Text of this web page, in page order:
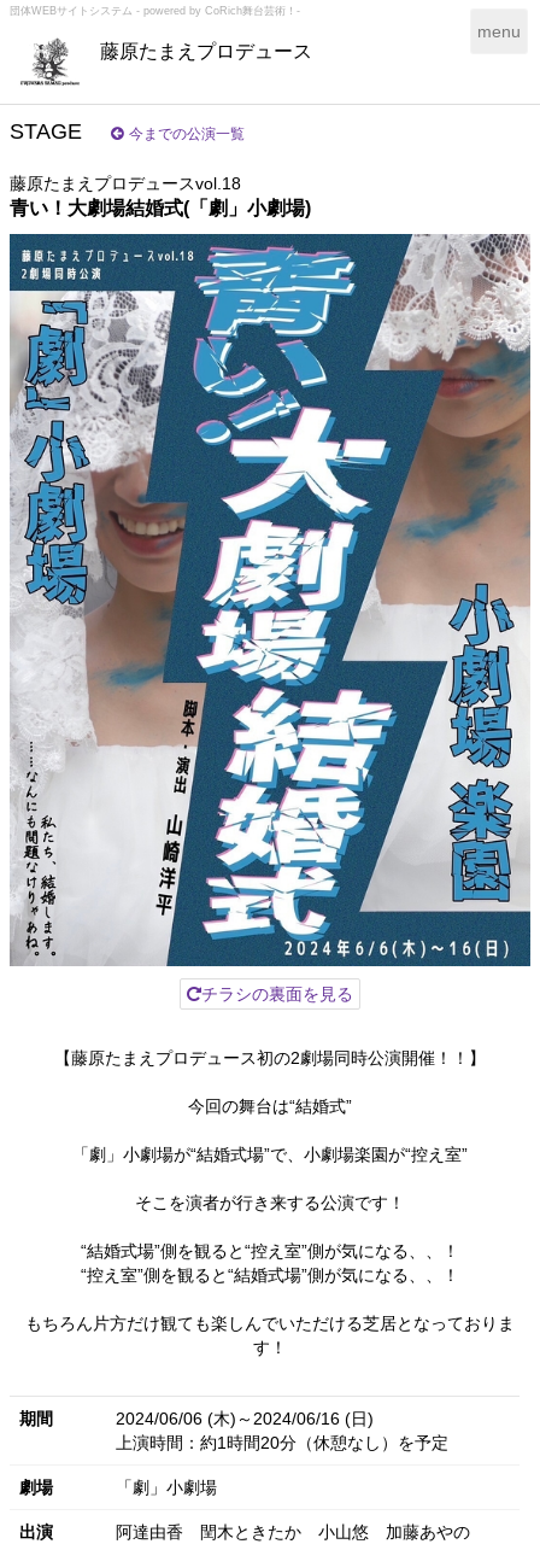
団体WEBサイトシステム - powered by CoRich舞台芸術！-
藤原たまえプロデュース
T
g
i
g
a
t
i
o
n
menu
STAGE 今までの公演一覧
藤原たまえプロデュースvol.18
青い！大劇場結婚式(「劇」小劇場)
チラシの裏面を見る
【藤原たまえプロデュース初の2劇場同時公演開催！！】
今回の舞台は“結婚式”
「劇」小劇場が“結婚式場”で、小劇場楽園が“控え室”
そこを演者が行き来する公演です！
“結婚式場”側を観ると“控え室”側が気になる、、！
“控え室”側を観ると“結婚式場”側が気になる、、！
もちろん片方だけ観ても楽しんでいただける芝居となっておりま
す！
期間
2024/06/06 (木)～2024/06/16 (日)
上演時間：約1時間20分（休憩なし）を予定
劇場 「劇」小劇場
出演 阿達由香 閏木ときたか 小山悠
加藤あやの